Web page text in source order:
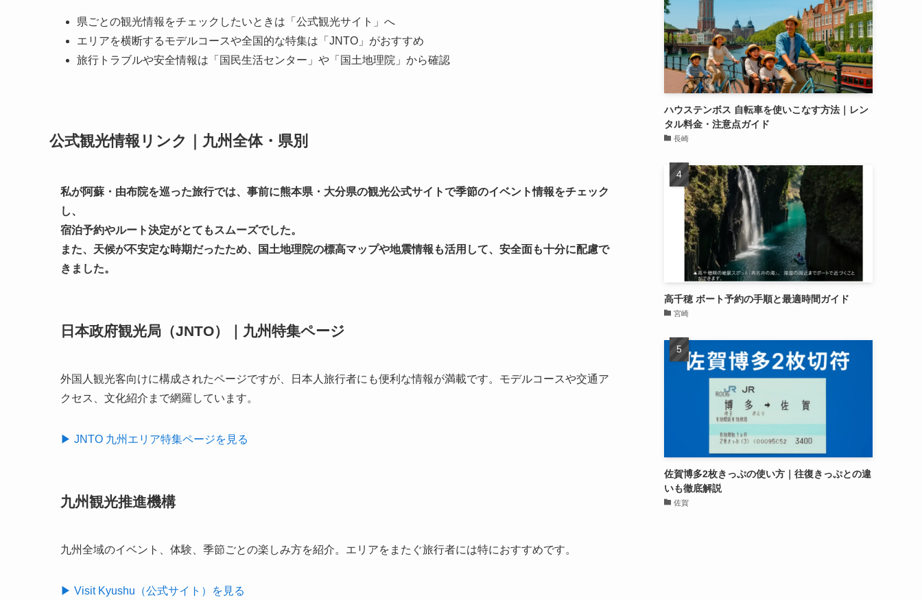
県ごとの観光情報をチェックしたいときは「公式観光サイト」へ
エリアを横断するモデルコースや全国的な特集は「JNTO」がおすすめ
旅行トラブルや安全情報は「国民生活センター」や「国土地理院」から確認
公式観光情報リンク｜九州全体・県別
私が阿蘇・由布院を巡った旅行では、事前に熊本県・大分県の観光公式サイトで季節のイベント情報をチェック
し、
宿泊予約やルート決定がとてもスムーズでした。
また、天候が不安定な時期だったため、国土地理院の標高マップや地震情報も活用して、安全面も十分に配慮で
きました。
日本政府観光局（JNTO）｜九州特集ページ
外国人観光客向けに構成されたページですが、日本人旅行者にも便利な情報が満載です。モデルコースや交通ア
クセス、文化紹介まで網羅しています。
▶ JNTO 九州エリア特集ページを見る
九州観光推進機構
九州全域のイベント、体験、季節ごとの楽しみ方を紹介。エリアをまたぐ旅行者には特におすすめです。
▶ Visit Kyushu（公式サイト）を見る
ハウステンボス 自転車を使いこなす方法｜レン
タル料金・注意点ガイド
長崎
高千穂 ボート予約の手順と最適時間ガイド
宮崎
佐賀博多2枚きっぷの使い方｜往復きっぷとの違
いも徹底解説
佐賀